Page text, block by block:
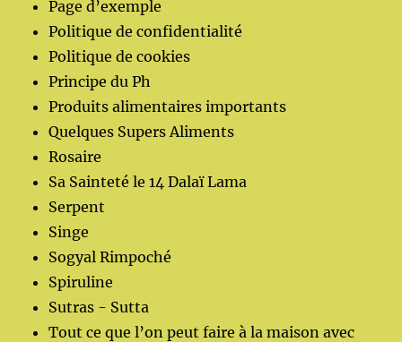
Page d’exemple
Politique de confidentialité
Politique de cookies
Principe du Ph
Produits alimentaires importants
Quelques Supers Aliments
Rosaire
Sa Sainteté le 14 Dalaï Lama
Serpent
Singe
Sogyal Rimpoché
Spiruline
Sutras - Sutta
Tout ce que l’on peut faire à la maison avec